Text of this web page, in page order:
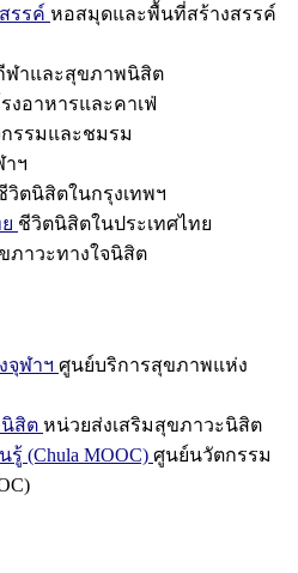
รรค์ หอสมุดและพื้นที่สร้างสรรค์
ฬาและสุขภาพนิสิต
งอาหารและคาเฟ่
รรมและชมรม
าฯ
วิตนิสิตในกรุงเทพฯ
ชีวิตนิสิตในประเทศไทย
ภาวะทางใจนิสิต
จุฬาฯ ศูนย์บริการสุขภาพแห่ง
สิต หน่วยส่งเสริมสุขภาวะนิสิต
(Chula MOOC) ศูนย์นวัตกรรม